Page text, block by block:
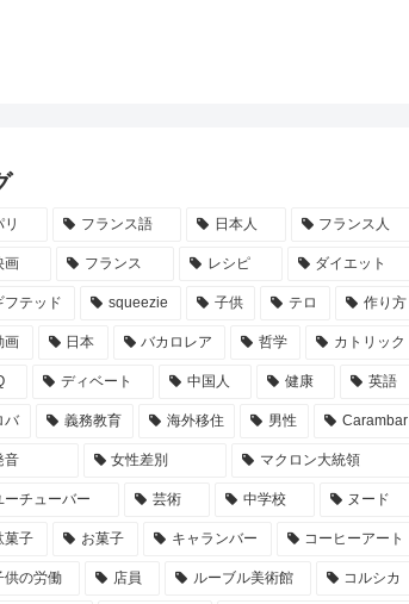
リ フランス語 日本人 フランス人
画 フランス レシピ ダイエット
フテッド squeezie 子供 テロ 作り方
画 日本 バカロレア 哲学 カトリック
ディベート 中国人 健康 英語
バ 義務教育 海外移住 男性 Carambar
音 女性差別 マクロン大統領
ーチューバー 芸術 中学校 ヌード
菓子 お菓子 キャランバー コーヒーアート
供の労働 店員 ルーブル美術館 コルシカ